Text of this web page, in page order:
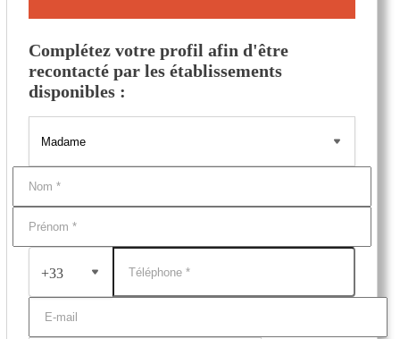
Complétez votre profil afin d'être
recontacté par les établissements
disponibles :
+33